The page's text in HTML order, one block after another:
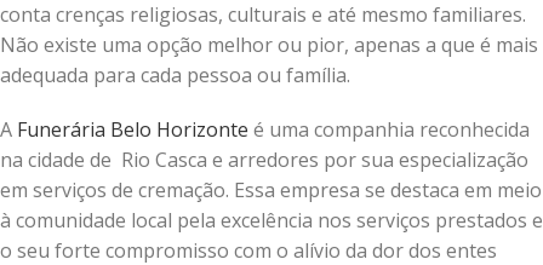
conta crenças religiosas, culturais e até mesmo familiares.
Não existe uma opção melhor ou pior, apenas a que é mais
adequada para cada pessoa ou família.
A Funerária Belo Horizonte é uma companhia reconhecida
na cidade de Rio Casca e arredores por sua especialização
em serviços de cremação. Essa empresa se destaca em meio
à comunidade local pela excelência nos serviços prestados e
o seu forte compromisso com o alívio da dor dos entes